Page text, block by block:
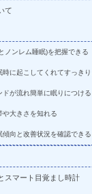
て
ノンレム睡眠)を把握できる
に起こしてくれてすっき
が流れ簡単に眠りにつける
や大きさを知れる
向と改善状況を確認できる
スマート目覚まし時計